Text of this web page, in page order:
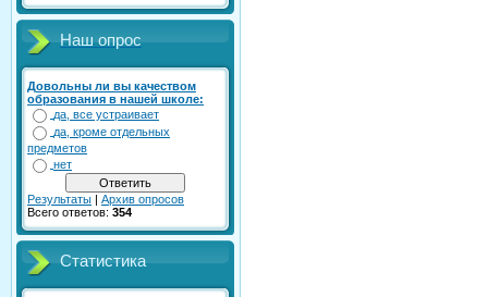
Наш опрос
Довольны ли вы качеством
образования в нашей школе:
да, все устраивает
да, кроме отдельных
предметов
нет
Результаты | Архив опросов
Всего ответов: 354
Статистика